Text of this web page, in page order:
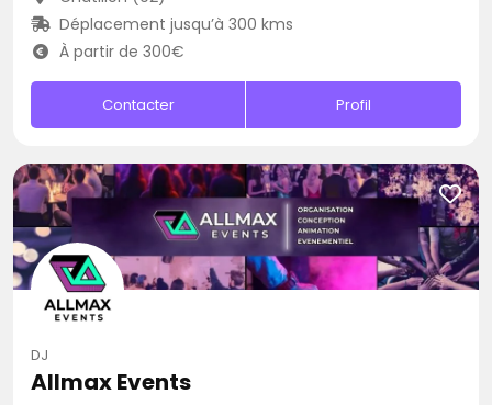
Déplacement jusqu’à 300 kms
À partir de 300€
Contacter Profil
DJ
Allmax Events